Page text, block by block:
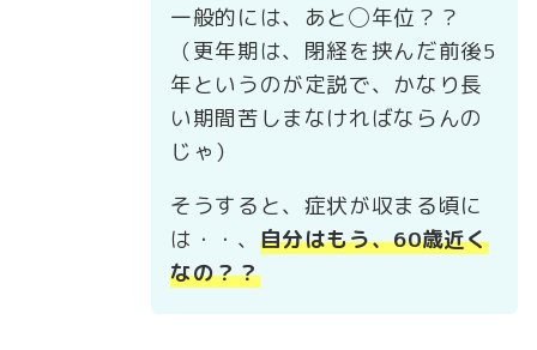
一般的には、あと◯年位？？
（更年期は、閉経を挟んだ前後5
年というのが定説で、かなり長
い期間苦しまなければならんの
じゃ）
そうすると、症状が収まる頃に
は・・、 自分はもう、60歳近く
なの？？